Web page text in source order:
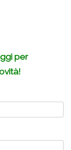
per